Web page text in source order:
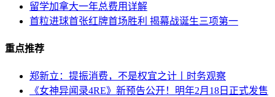
留学加拿大一年总费用详解
首粒进球首张红牌首场胜利 揭幕战诞生三项第一
重点推荐
郑新立：提振消费，不是权宜之计丨时务观察
《女神异闻录4RE》新预告公开！明年2月18日正式发售